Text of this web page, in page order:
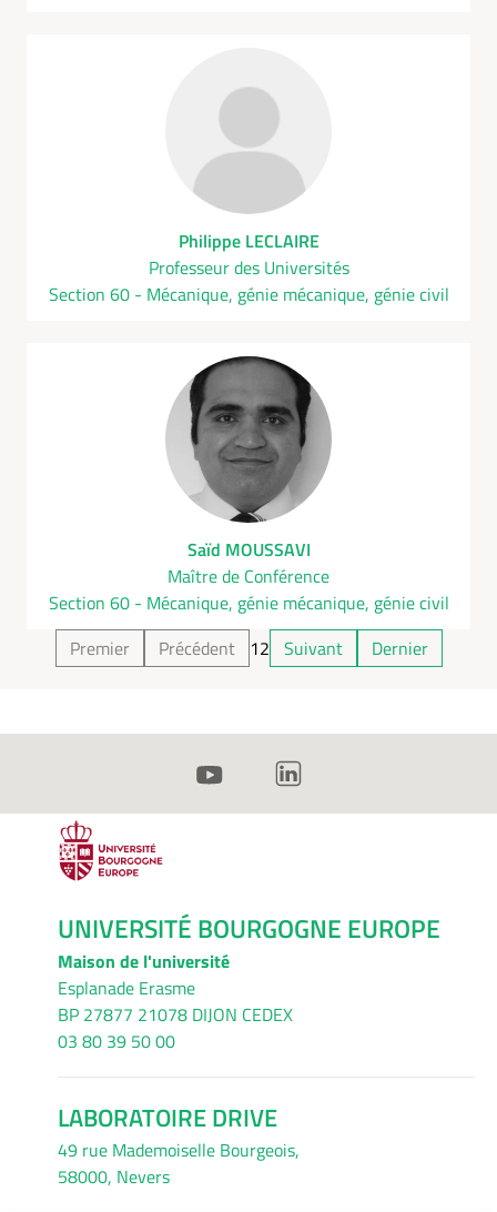
Philippe LECLAIRE
Professeur des Universités
Section 60 - Mécanique, génie mécanique, génie civil
Saïd MOUSSAVI
Maître de Conférence
Section 60 - Mécanique, génie mécanique, génie civil
Premier
Précédent 12 Suivant Dernier
UNIVERSITÉ BOURGOGNE EUROPE
Maison de l'université
Esplanade Erasme
BP 27877 21078 DIJON CEDEX
03 80 39 50 00
LABORATOIRE DRIVE
49 rue Mademoiselle Bourgeois,
58000, Nevers